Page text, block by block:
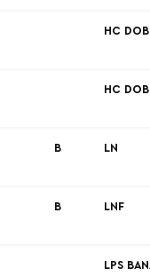
HC
HC
B LN
B LNF
LPS